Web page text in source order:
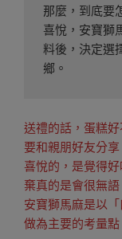
那麼，到底要
喜悅，安寶獅
料後，決定選
鄉。
送禮的話，蛋糕
要和親朋好友分
喜悅的，是覺得
棄真的是會很無
安寶獅馬麻是以
做為主要的考量點